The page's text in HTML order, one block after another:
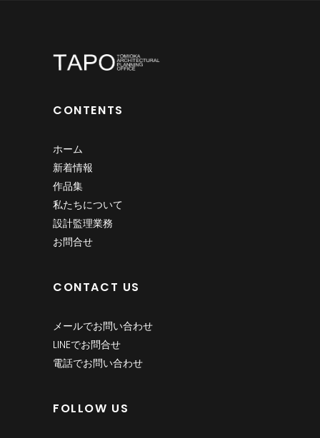
CONTENTS
ホーム
新着情報
作品集
私たちについて
設計監理業務
お問合せ
CONTACT US
メールでお問い合わせ
LINEでお問合せ
電話でお問い合わせ
FOLLOW US